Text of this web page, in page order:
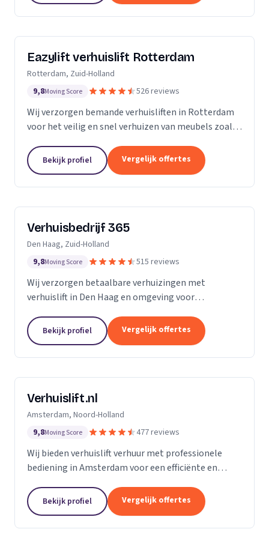
Eazylift verhuislift Rotterdam
Rotterdam, Zuid-Holland
9,8Moving Score 526 reviews
Wij verzorgen bemande verhuisliften in Rotterdam
voor het veilig en snel verhuizen van meubels zoals
Bekijk profiel Vergelijk offertes
Verhuisbedrijf 365
Den Haag, Zuid-Holland
9,8Moving Score 515 reviews
Wij verzorgen betaalbare verhuizingen met
verhuislift in Den Haag en omgeving voor
Bekijk profiel Vergelijk offertes
Verhuislift.nl
Amsterdam, Noord-Holland
9,8Moving Score 477 reviews
Wij bieden verhuislift verhuur met professionele
bediening in Amsterdam voor een efficiënte en
Bekijk profiel Vergelijk offertes